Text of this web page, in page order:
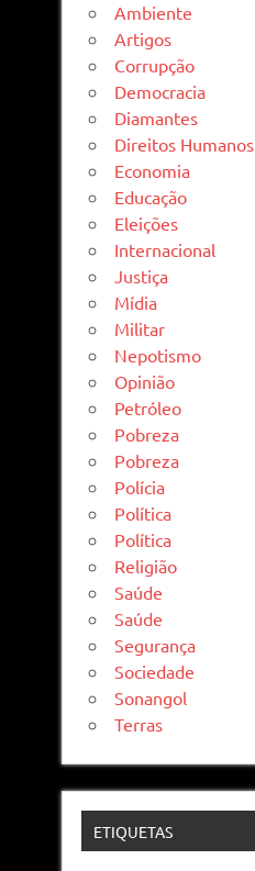
Ambiente
Artigos
Corrupção
Democracia
Diamantes
Direitos Humanos
Economia
Educação
Eleições
Internacional
Justiça
Mídia
Militar
Nepotismo
Opinião
Petróleo
Pobreza
Pobreza
Polícia
Política
Política
Religião
Saúde
Saúde
Segurança
Sociedade
Sonangol
Terras
ETIQUETAS